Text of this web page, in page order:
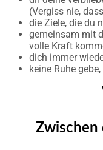
(Vergiss nie,
die Ziele, die du
gemeinsam mit
volle Kraft
dich immer
keine Ruhe
Zwischen